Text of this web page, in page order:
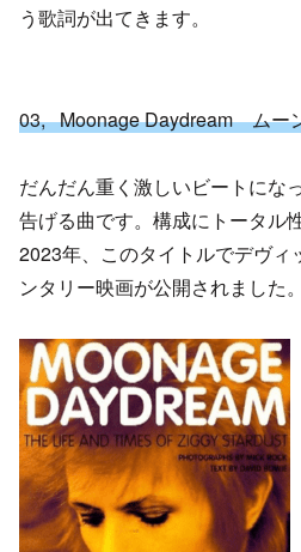
う歌詞が出てきます。
03, Moonage Daydream ムー
だんだん重く激しいビートにな
告げる曲です。構成にトータル
2023年、このタイトルでデヴィ
ンタリー映画が公開されました